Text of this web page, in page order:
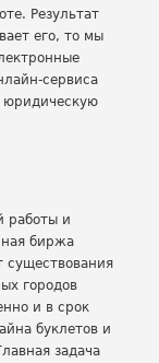
Результат
его, то мы
сервиса
юридическую
работы и
биржа
существования
городов
и в срок
буклетов и
задача